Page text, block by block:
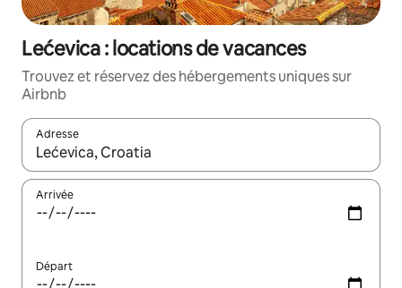
Lećevica : locations de vacances
Trouvez et réservez des hébergements uniques sur
Airbnb
Adresse
Lorsque les résultats s'affichent, utilisez les flèches vers le
Arrivée
Départ